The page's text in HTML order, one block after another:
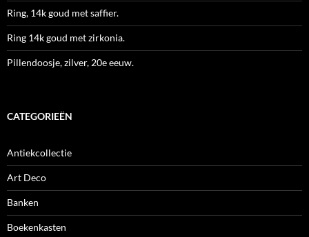
Ring, 14k goud met saffier.
Ring 14k goud met zirkonia.
Pillendoosje, zilver, 20e eeuw.
CATEGORIEËN
Antiekcollectie
Art Deco
Banken
Boekenkasten